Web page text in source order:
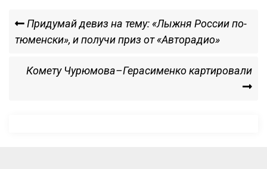
Навигация
записям
Previous
Post
Придумай девиз на тему: «Лыжня России по-
тюменски», и получи приз от «Авторадио»
Next
Комету Чурюмова–Герасименко картировали